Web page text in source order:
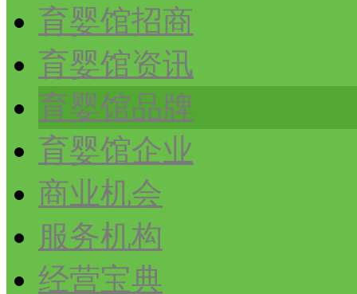
育婴馆招商
育婴馆资讯
育婴馆品牌
育婴馆企业
商业机会
服务机构
经营宝典